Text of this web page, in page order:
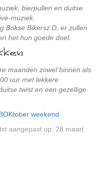
bierpullen en duitse
muziek.
Bokse Bikersz D, er zullen
het hun goede doel.
maanden zowel binnen als
uur met lekkere
twist en een gezellige
weekend
aangepast op: 28 maart